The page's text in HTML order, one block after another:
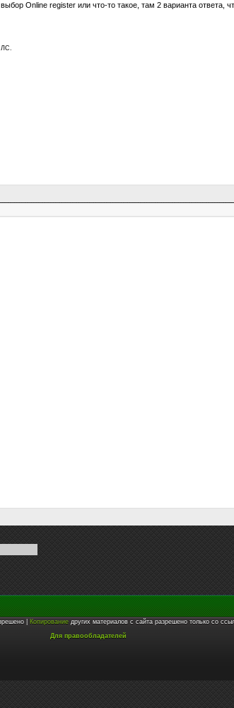
Online register или что-то такое, там 2 варианта
| Копирование других материалов с сайта разрешено только со
Для правообладателей